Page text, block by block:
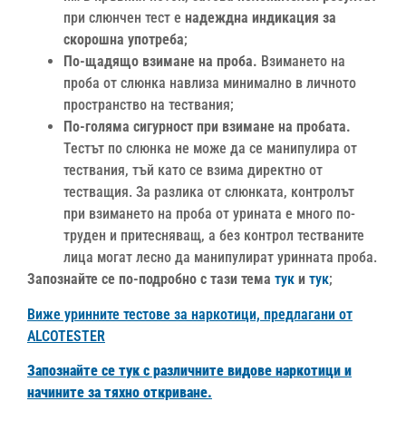
при слюнчен тест е надеждна индикация за
скорошна употреба;
По-щадящо взимане на проба. Взимането на
проба от слюнка навлиза минимално в личното
пространство на тествания;
По-голяма сигурност при взимане на пробата.
Тестът по слюнка не може да се манипулира от
тествания, тъй като се взима директно от
тестващия. За разлика от слюнката, контролът
при взимането на проба от урината е много по-
труден и притесняващ, а без контрол тестваните
лица могат лесно да манипулират уринната проба.
Запознайте се по-подробно с тази тема тук и тук;
Виже уринните тестове за наркотици, предлагани от
ALCOTESTER
Запознайте се тук с различните видове наркотици и
начините за тяхно откриване.